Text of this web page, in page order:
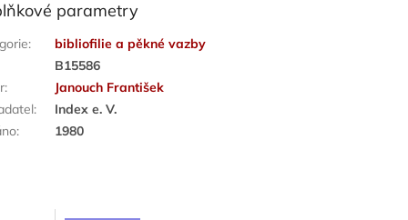
parametry
:
bibliofilie a pěkné vazby
B15586
:
Janouch František
:
Index e. V.
: 1980